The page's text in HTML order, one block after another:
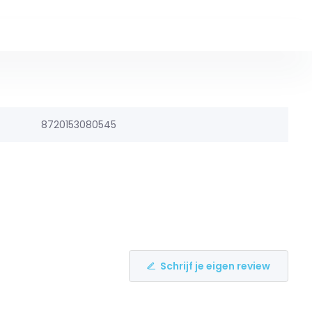
8720153080545
Schrijf je eigen review